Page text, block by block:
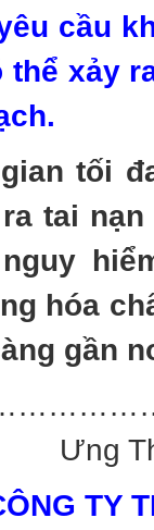
cầu
thể xảy
tối
tai
hóa
gần
Ưng
TY